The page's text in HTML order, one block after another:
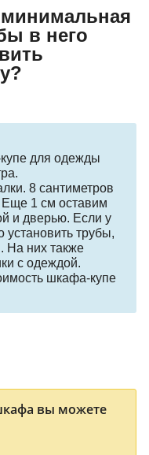
в него
для одежды
8 сантиметров
Еще 1 см оставим
и дверью. Если у
установить трубы,
На них также
с одеждой.
шкафа-купе
вы можете